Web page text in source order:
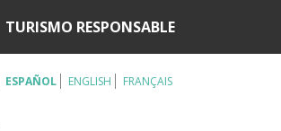
TURISMO RESPONSABLE
ESPAÑOL ENGLISH FRANÇAIS